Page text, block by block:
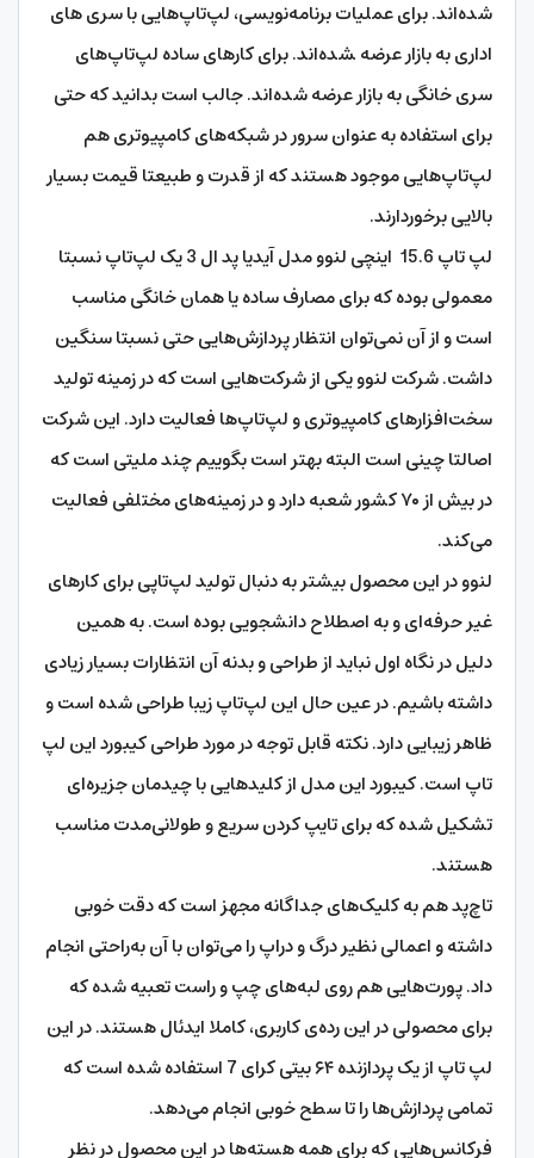
شده‌اند. برای عملیات برنامه‌نویسی، لپ‌تاپ‌هایی با سری های
اداری به بازار عرضه ‍شده‌اند. برای کار‌های ساده لپ‌تاپ‌های
سری خانگی به بازار عرضه شده‌اند. جالب است بدانید که حتی
برای استفاده به عنوان سرور در شبکه‌های کامپیوتری هم
لپ‌تاپ‌هایی موجود هستند که از قدرت و طبیعتا قیمت بسیار
بالایی برخوردارند.
لپ تاپ 15.6 اینچی لنوو مدل آیدیا پد ال 3 یک لپ‌تاپ نسبتا
معمولی بوده که برای مصارف ساده یا همان خانگی مناسب
است و از آن نمی‌توان انتظار پردازش‌هایی حتی نسبتا سنگین
داشت. شرکت لنوو یکی از شرکت‌هایی است که در زمینه تولید
سخت‌افزارهای کامپیوتری و لپ‌تاپ‌ها فعالیت دارد. این شرکت
اصالتا چینی است البته بهتر است بگوییم چند ملیتی است که
در بیش از ۷۰ کشور شعبه دارد و در زمینه‌های مختلفی فعالیت
می‌کند.
لنوو در این محصول بیشتر به دنبال تولید لپ‌تاپی برای کارهای
غیر حرفه‌ای و به اصطلاح دانشجویی بوده است. به همین
دلیل در نگاه اول نباید از طراحی و بدنه آن انتظارات بسیار زیادی
داشته باشیم. در عین حال این لپ‌تاپ زیبا طراحی شده است و
ظاهر زیبایی دارد. نکته قابل توجه در مورد طراحی کیبورد این لپ
تاپ است. کیبورد این مدل از کلیدهایی با چیدمان جزیره‌ای
تشکیل شده که برای تایپ کردن سریع و طولانی‌مدت مناسب
هستند.
تاچ‌پد هم به کلیک‌های جداگانه مجهز است که دقت خوبی
داشته و اعمالی نظیر‌ درگ و دراپ را می‌توان با آن به‌راحتی انجام
داد. پورت‌هایی هم روی لبه‌های چپ و راست تعبیه شده که
برای محصولی در این رده‌ی کاربری، کاملا ایدئال هستند. در این
لپ تاپ از یک پردازنده ۶۴ بیتی کرای 7 استفاده شده است که
تمامی پردازش‌ها را تا سطح خوبی انجام می‌دهد.
فرکانس‌هایی که برای همه هسته‌ها در این محصول در نظر